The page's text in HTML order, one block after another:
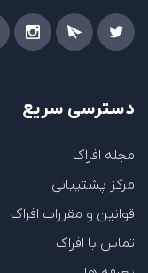
دسترسی سریع
مجله افراک
مرکز پشتیبانی
قوانین و مقررات افراک
تماس با افراک